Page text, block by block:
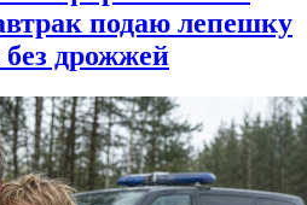
подаю лепешку
дрожжей